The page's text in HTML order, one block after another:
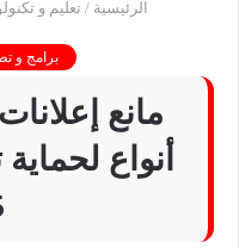
الرئيسية / تعليم و
برامج و
أنواع